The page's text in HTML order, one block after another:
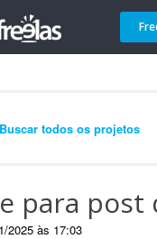
todos os projetos
para post
2025 às 17:03